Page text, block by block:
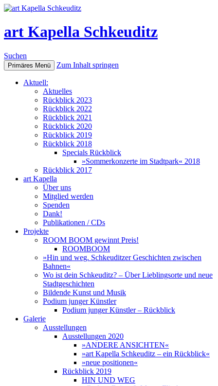
art Kapella Schkeuditz
Suchen
Primäres Menü Zum Inhalt springen
Aktuell:
Aktuelles
Rückblick 2023
Rückblick 2022
Rückblick 2021
Rückblick 2020
Rückblick 2019
Rückblick 2018
Specials Rückblick
»Sommerkonzerte im Stadtpark« 2018
Rückblick 2017
art Kapella
Über uns
Mitglied werden
Spenden
Dank!
Publikationen / CDs
Projekte
ROOM BOOM gewinnt Preis!
ROOMBOOM
»Hin und weg. Schkeuditzer Geschichten zwischen
Bahnen«
Wo ist dein Schkeuditz? – Über Lieblingsorte und neue
Stadtgeschichten
Bildende Kunst und Musik
Podium junger Künstler
Podium junger Künstler – Rückblick
Galerie
Ausstellungen
Ausstellungen 2020
»ANDERE ANSICHTEN«
»art Kapella Schkeuditz – ein Rückblick«
»neue positionen«
Rückblick 2019
HIN UND WEG